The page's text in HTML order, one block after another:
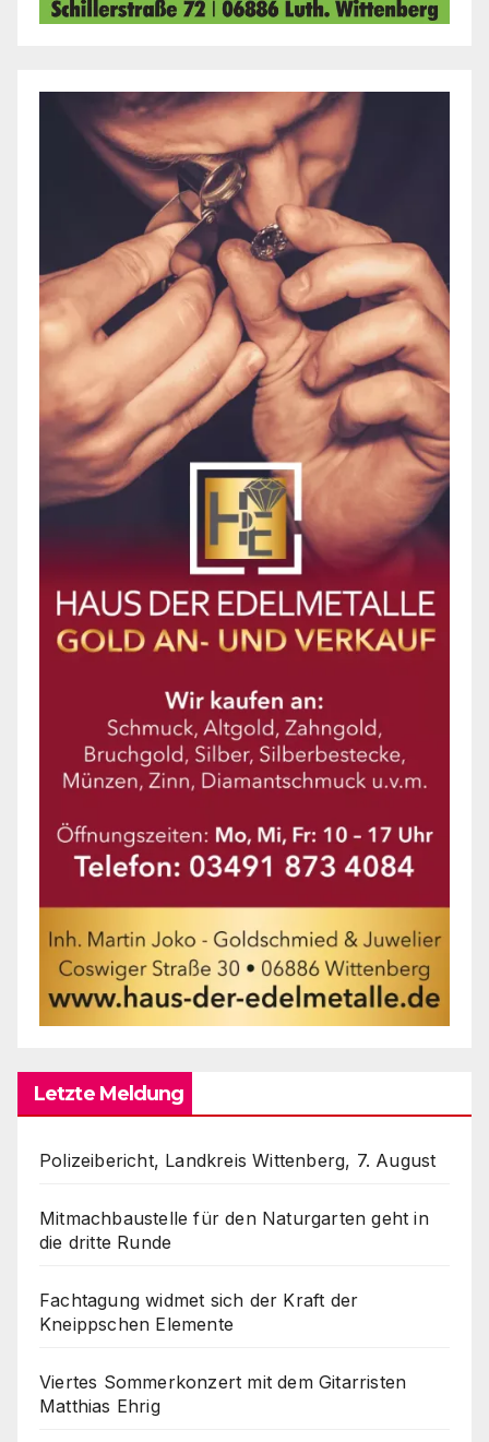
Letzte Meldung
Polizeibericht, Landkreis Wittenberg, 7. August
Mitmachbaustelle für den Naturgarten geht in
die dritte Runde
Fachtagung widmet sich der Kraft der
Kneippschen Elemente
Viertes Sommerkonzert mit dem Gitarristen
Matthias Ehrig